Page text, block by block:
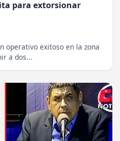
para extorsionar
operativo exitoso en la zona
a dos...